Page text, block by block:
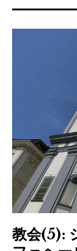
教会(5):